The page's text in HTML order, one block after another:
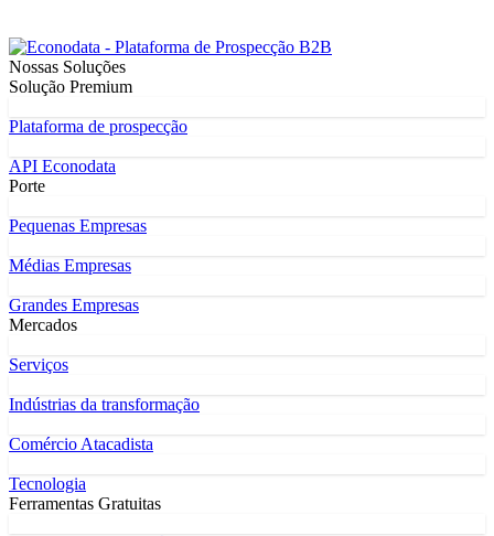
Nossas Soluções
Solução Premium
Plataforma de prospecção
API Econodata
Porte
Pequenas Empresas
Médias Empresas
Grandes Empresas
Mercados
Serviços
Indústrias da transformação
Comércio Atacadista
Tecnologia
Ferramentas Gratuitas